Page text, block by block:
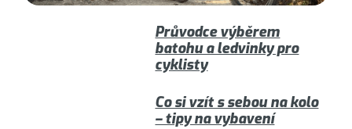
Průvodce výběrem
batohu a ledvinky pro
cyklisty
Co si vzít s sebou na kolo
– tipy na vybavení